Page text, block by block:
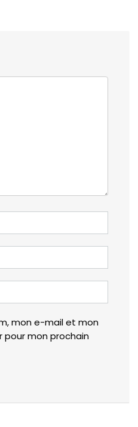
mon e-mail et mon
pour mon prochain